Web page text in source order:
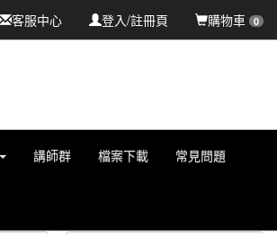
購物車 0
登入/註冊頁
客服中心
講師群 檔案下載 常見問題